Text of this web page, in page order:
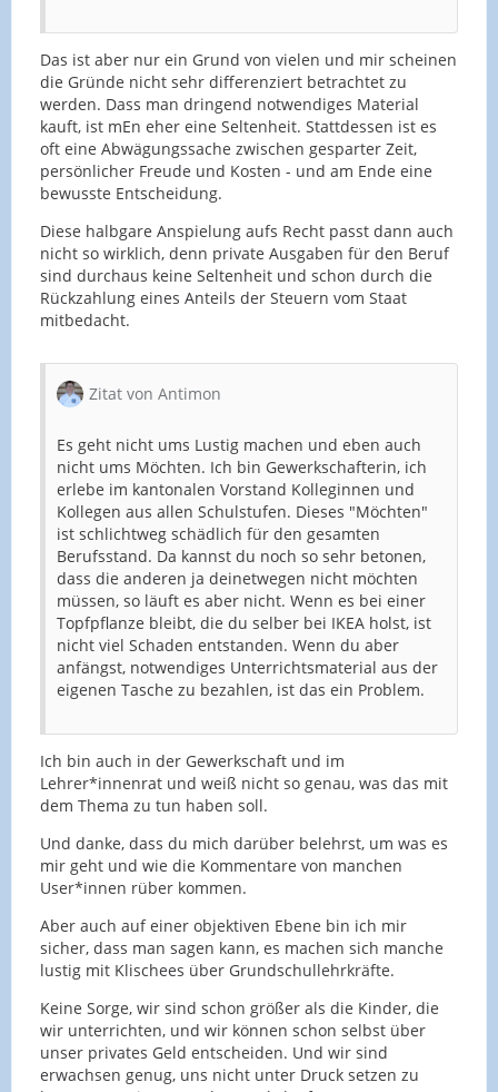
Das ist aber nur ein Grund von vielen und mir scheinen
die Gründe nicht sehr differenziert betrachtet zu
werden. Dass man dringend notwendiges Material
kauft, ist mEn eher eine Seltenheit. Stattdessen ist es
oft eine Abwägungssache zwischen gesparter Zeit,
persönlicher Freude und Kosten - und am Ende eine
bewusste Entscheidung.
Diese halbgare Anspielung aufs Recht passt dann auch
nicht so wirklich, denn private Ausgaben für den Beruf
sind durchaus keine Seltenheit und schon durch die
Rückzahlung eines Anteils der Steuern vom Staat
mitbedacht.
Zitat von Antimon
Es geht nicht ums Lustig machen und eben auch
nicht ums Möchten. Ich bin Gewerkschafterin, ich
erlebe im kantonalen Vorstand Kolleginnen und
Kollegen aus allen Schulstufen. Dieses "Möchten"
ist schlichtweg schädlich für den gesamten
Berufsstand. Da kannst du noch so sehr betonen,
dass die anderen ja deinetwegen nicht möchten
müssen, so läuft es aber nicht. Wenn es bei einer
Topfpflanze bleibt, die du selber bei IKEA holst, ist
nicht viel Schaden entstanden. Wenn du aber
anfängst, notwendiges Unterrichtsmaterial aus der
eigenen Tasche zu bezahlen, ist das ein Problem.
Ich bin auch in der Gewerkschaft und im
Lehrer*innenrat und weiß nicht so genau, was das mit
dem Thema zu tun haben soll.
Und danke, dass du mich darüber belehrst, um was es
mir geht und wie die Kommentare von manchen
User*innen rüber kommen.
Aber auch auf einer objektiven Ebene bin ich mir
sicher, dass man sagen kann, es machen sich manche
lustig mit Klischees über Grundschullehrkräfte.
Keine Sorge, wir sind schon größer als die Kinder, die
wir unterrichten, und wir können schon selbst über
unser privates Geld entscheiden. Und wir sind
erwachsen genug, uns nicht unter Druck setzen zu